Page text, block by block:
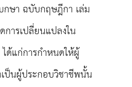
กษา ฉบับกฤษฎีกา เล่ม
ารเปลี่ยนแปลงใน
ด้แก่การกำหนดให้ผู้
ป็นผู้ประกอบวิชาชีพนั้น